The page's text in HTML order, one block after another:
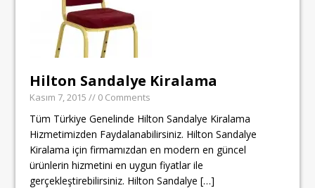
Hilton Sandalye Kiralama
Kasım 7, 2015 // 0 Comments
Tüm Türkiye Genelinde Hilton Sandalye Kiralama
Hizmetimizden Faydalanabilirsiniz. Hilton Sandalye
Kiralama için firmamızdan en modern en güncel
ürünlerin hizmetini en uygun fiyatlar ile
gerçekleştirebilirsiniz. Hilton Sandalye[…]